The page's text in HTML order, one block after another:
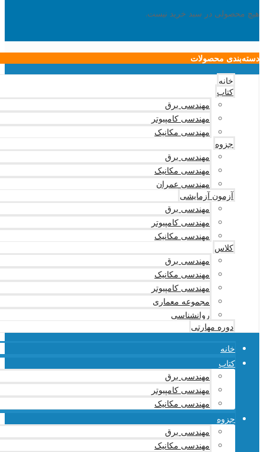
هیچ محصولی در سبد خرید نیست.
دسته‌بندی محصولات
خانه
کتاب
مهندسی برق
مهندسی کامپیوتر
مهندسی مکانیک
جزوه
مهندسی برق
مهندسی مکانیک
مهندسی عمران
آزمون آزمایشی
مهندسی برق
مهندسی کامپیوتر
مهندسی مکانیک
کلاس
مهندسی برق
مهندسی مکانیک
مهندسی کامپیوتر
مجموعه معماری
روانشناسی
دوره مهارتی
خانه
کتاب
مهندسی برق
مهندسی کامپیوتر
مهندسی مکانیک
جزوه
مهندسی برق
مهندسی مکانیک